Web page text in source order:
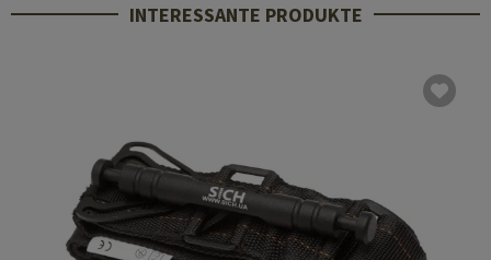
INTERESSANTE PRODUKTE